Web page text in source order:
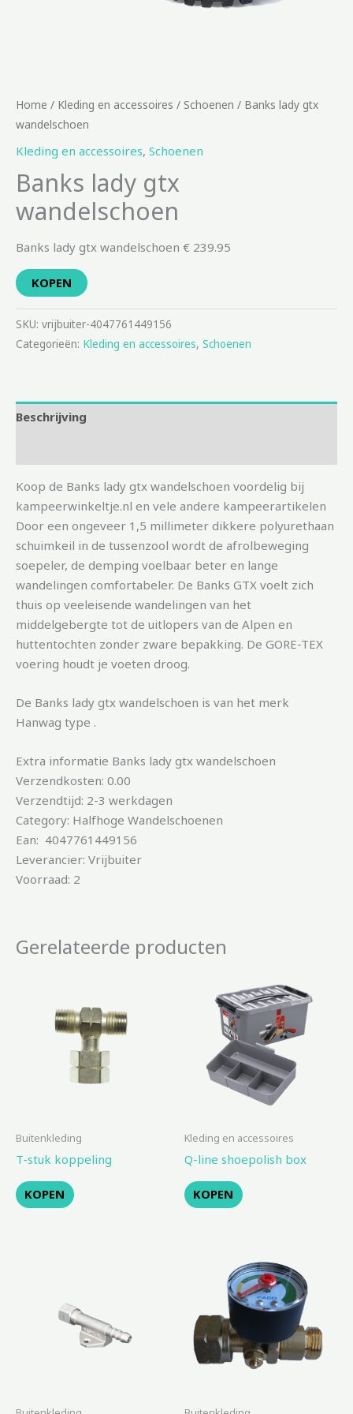
Home / Kleding en accessoires / Schoenen / Banks lady gtx
wandelschoen
Kleding en accessoires, Schoenen
Banks lady gtx
wandelschoen
Banks lady gtx wandelschoen € 239.95
KOPEN
SKU: vrijbuiter-4047761449156
Categorieën: Kleding en accessoires, Schoenen
Beschrijving
Koop de Banks lady gtx wandelschoen voordelig bij
kampeerwinkeltje.nl en vele andere kampeerartikelen
Door een ongeveer 1,5 millimeter dikkere polyurethaan
schuimkeil in de tussenzool wordt de afrolbeweging
soepeler, de demping voelbaar beter en lange
wandelingen comfortabeler. De Banks GTX voelt zich
thuis op veeleisende wandelingen van het
middelgebergte tot de uitlopers van de Alpen en
huttentochten zonder zware bepakking. De GORE-TEX
voering houdt je voeten droog.
De Banks lady gtx wandelschoen is van het merk
Hanwag type .
Extra informatie Banks lady gtx wandelschoen
Verzendkosten: 0.00
Verzendtijd: 2-3 werkdagen
Category: Halfhoge Wandelschoenen
Ean: 4047761449156
Leverancier: Vrijbuiter
Voorraad: 2
Gerelateerde producten
Buitenkleding
T-stuk koppeling
KOPEN
Kleding en accessoires
Q-line shoepolish box
KOPEN